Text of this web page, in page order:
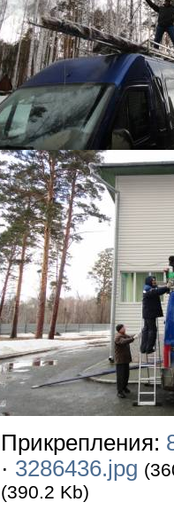
Прикрепления:
· 3286436.jpg
(390.2 Kb)